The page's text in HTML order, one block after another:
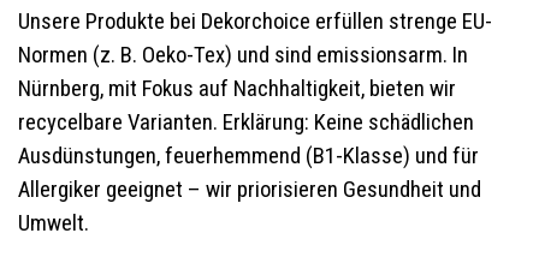
Unsere Produkte bei Dekorchoice erfüllen strenge EU-
Normen (z. B. Oeko-Tex) und sind emissionsarm. In
Nürnberg, mit Fokus auf Nachhaltigkeit, bieten wir
recycelbare Varianten. Erklärung: Keine schädlichen
Ausdünstungen, feuerhemmend (B1-Klasse) und für
Allergiker geeignet – wir priorisieren Gesundheit und
Umwelt.